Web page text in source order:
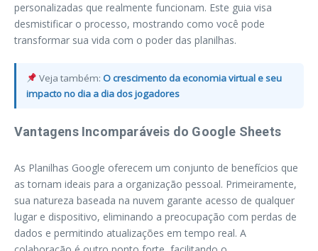
personalizadas que realmente funcionam. Este guia visa
desmistificar o processo, mostrando como você pode
transformar sua vida com o poder das planilhas.
Veja também:O crescimento da economia virtual e seu
impacto no dia a dia dos jogadores
Vantagens Incomparáveis do Google Sheets
As Planilhas Google oferecem um conjunto de benefícios que
as tornam ideais para a organização pessoal. Primeiramente,
sua natureza baseada na nuvem garante acesso de qualquer
lugar e dispositivo, eliminando a preocupação com perdas de
dados e permitindo atualizações em tempo real. A